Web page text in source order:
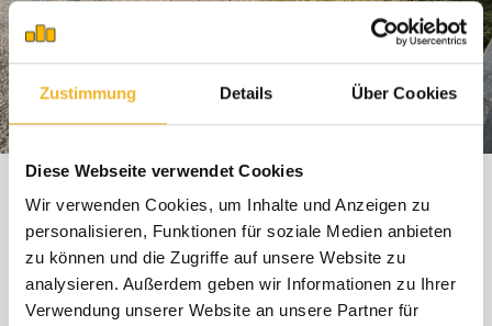
Zustimmung Details Über Cookies
Diese Webseite verwendet Cookies
Wir verwenden Cookies, um Inhalte und Anzeigen zu
personalisieren, Funktionen für soziale Medien anbieten
zu können und die Zugriffe auf unsere Website zu
analysieren. Außerdem geben wir Informationen zu Ihrer
Verwendung unserer Website an unsere Partner für
Alle Unterkünfte